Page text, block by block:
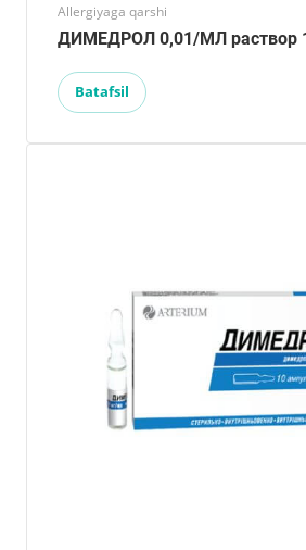
Allergiyaga qarshi
ДИМЕДРОЛ 0,01/МЛ раствор
Batafsil